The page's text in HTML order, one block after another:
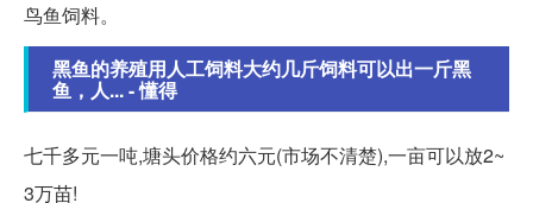
鸟鱼饲料。
黑鱼的养殖用人工饲料大约几斤饲料可以出一斤黑
鱼，人... - 懂得
七千多元一吨,塘头价格约六元(市场不清楚),一亩可以放2~
3万苗!